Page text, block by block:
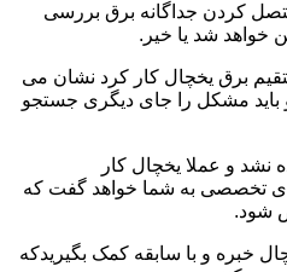
کردن جداگانه برق بررسی
خواهد شد یا خیر.
برق یخچال کار کرد نشان می
مشکل را جای دیگری جستجو
و عملا یخچال کار
تخصصی به شما خواهد گفت که
شود.
خبره و با سابقه کمک بگیریدکه